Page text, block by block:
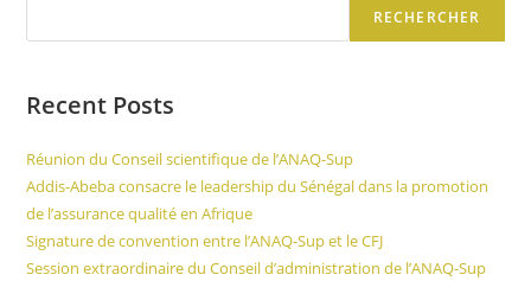
RECHERCHER
Recent Posts
Réunion du Conseil scientifique de l’ANAQ-Sup
Addis-Abeba consacre le leadership du Sénégal dans la promotion
de l’assurance qualité en Afrique
Signature de convention entre l’ANAQ-Sup et le CFJ
Session extraordinaire du Conseil d’administration de l’ANAQ-Sup